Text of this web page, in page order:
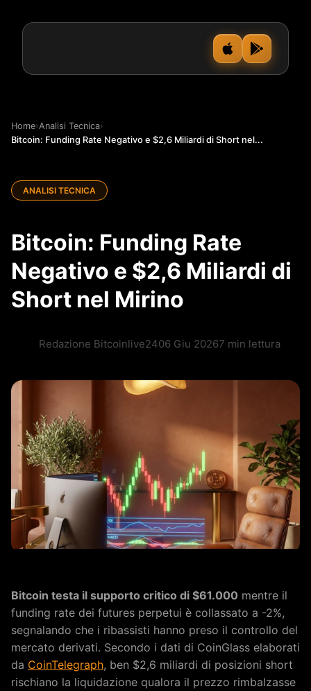
Home›Analisi Tecnica›
Bitcoin: Funding Rate Negativo e $2,6 Miliardi di Short nel...
ANALISI TECNICA
Bitcoin: Funding Rate
Negativo e $2,6 Miliardi di
Short nel Mirino
Redazione Bitcoinlive2406 Giu 20267 min lettura
Bitcoin testa il supporto critico di $61.000 mentre il
funding rate dei futures perpetui è collassato a -2%,
segnalando che i ribassisti hanno preso il controllo del
mercato derivati. Secondo i dati di CoinGlass elaborati
da CoinTelegraph, ben $2,6 miliardi di posizioni short
rischiano la liquidazione qualora il prezzo rimbalzasse